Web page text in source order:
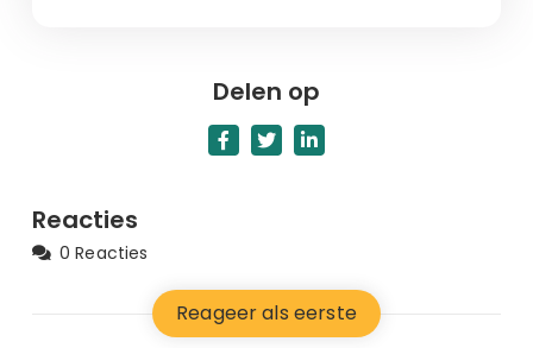
Delen op
Reacties
0 Reacties
Reageer als eerste